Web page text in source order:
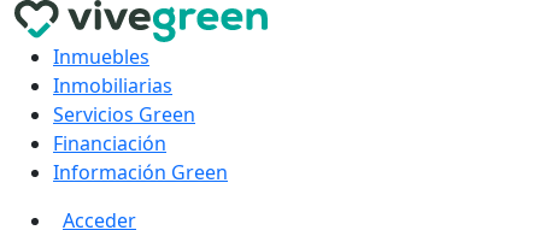
Inmuebles
Inmobiliarias
Servicios Green
Financiación
Información Green
Acceder